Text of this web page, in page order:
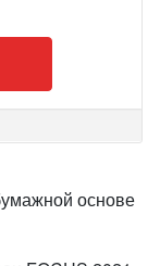
основе